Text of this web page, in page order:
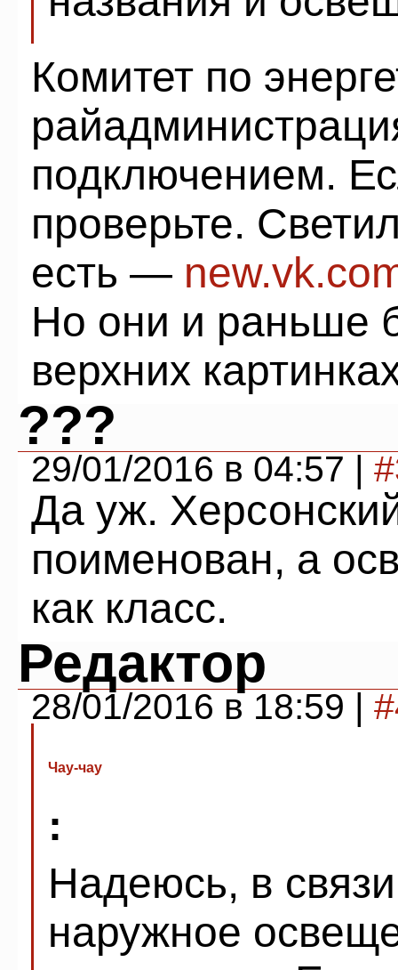
Комитет по
подключением.
проверьте.
есть —
Но они и раньше
верхних
???
29/01/2016 в 04:57 |
Да уж.
поименован, а
как класс.
Редактор
28/01/2016 в 18:59 |
Чау-чау
:
Надеюсь, в
наружное